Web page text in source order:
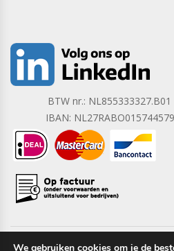
BTW nr.:
IBAN:
We gebruiken cookies om je de